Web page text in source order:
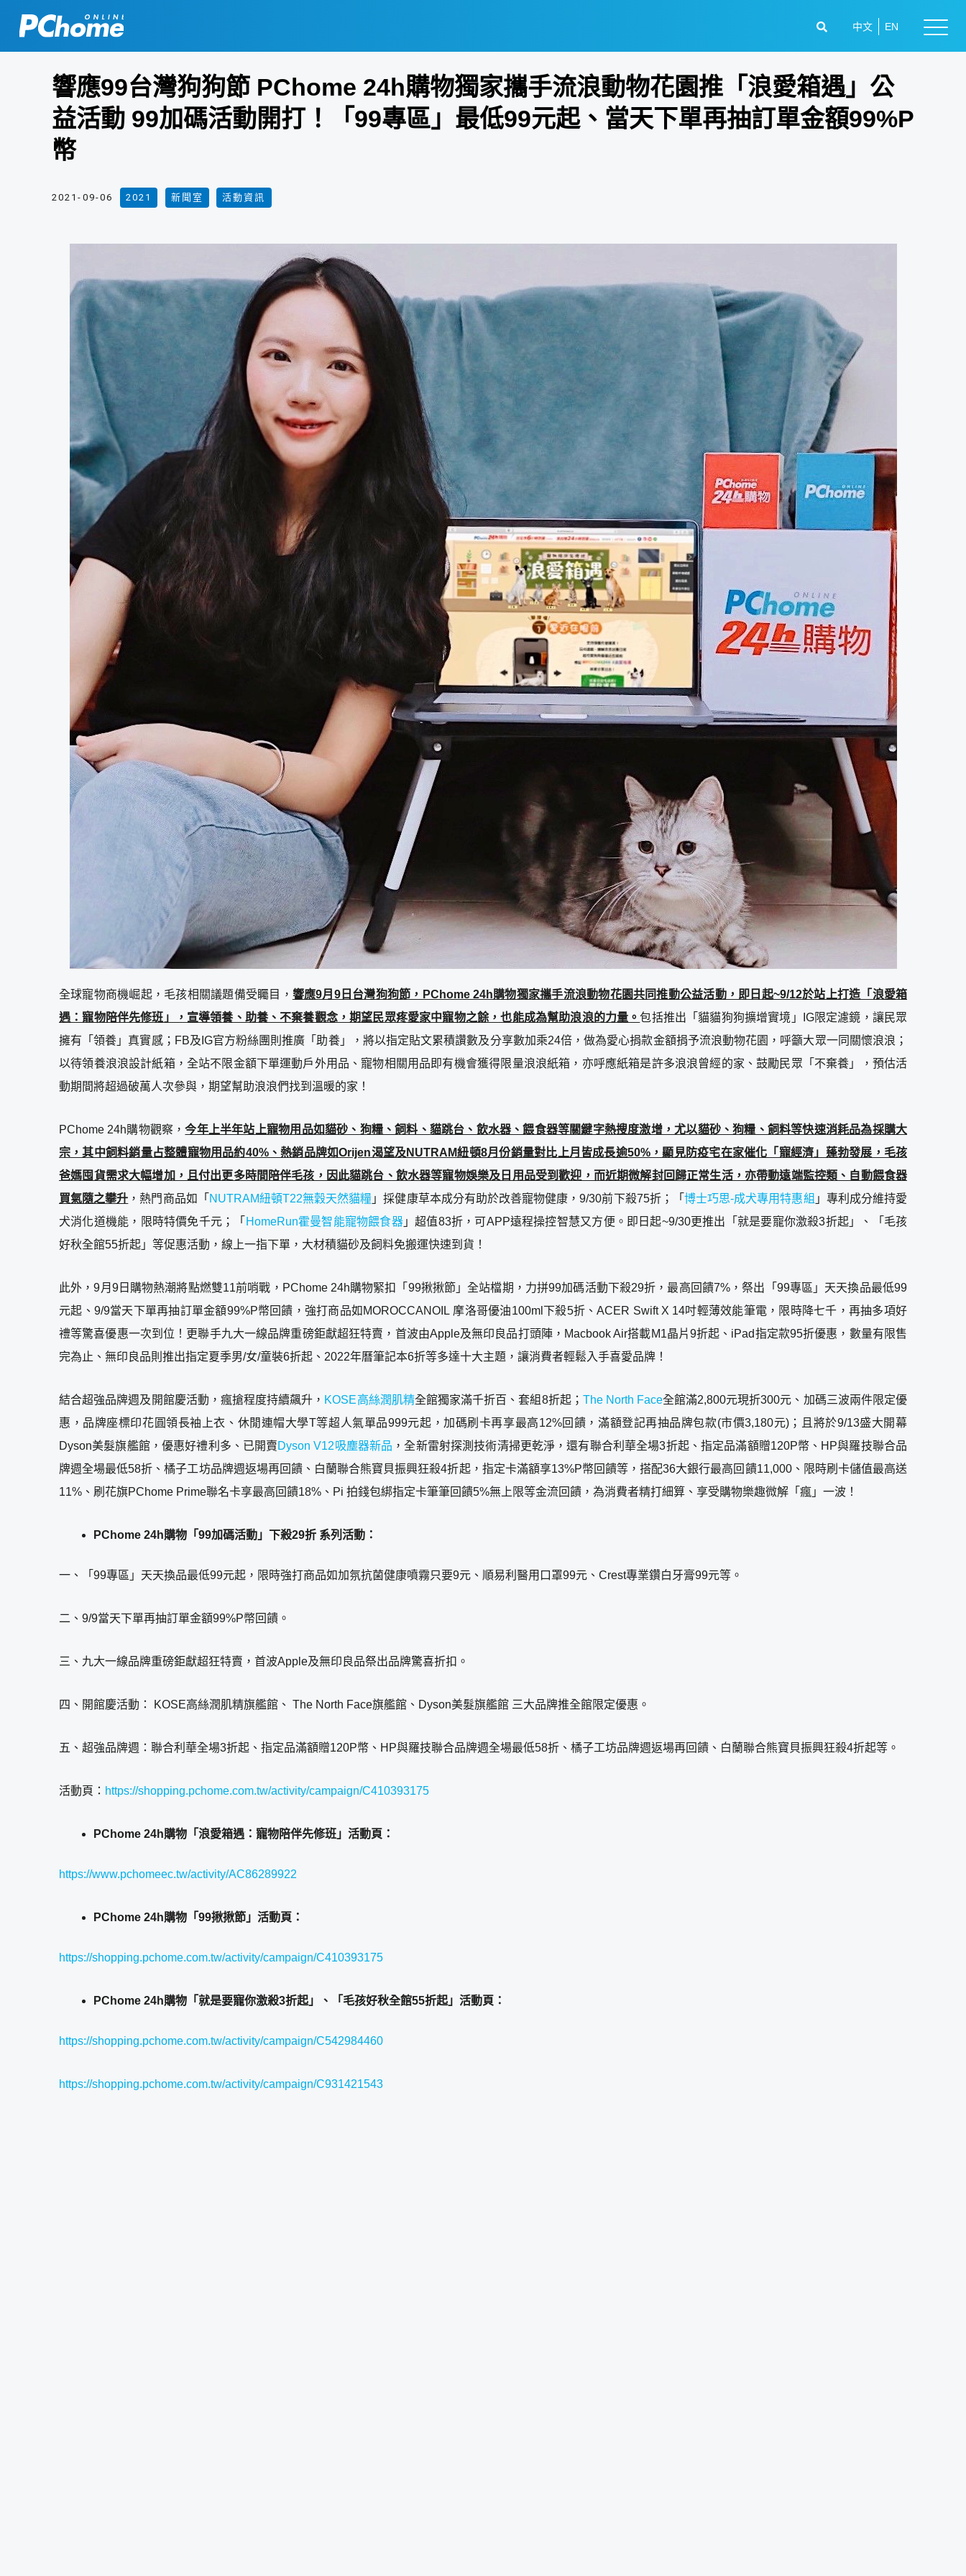
中文 EN
響應99台灣狗狗節 PChome 24h購物獨家攜手流浪動物花園推「浪愛箱遇」公
益活動 99加碼活動開打！「99專區」最低99元起、當天下單再抽訂單金額99%P
幣
2021-09-06 2021 新聞室 活動資訊
全球寵物商機崛起，毛孩相關議題備受矚目， 響應9月9日台灣狗狗節，PChome 24h購物獨家攜手流浪動物花園共同推動公益活動，即日起~9/12於站上打造「浪愛箱
遇：寵物陪伴先修班」，宣導領養、助養、不棄養觀念，期望民眾疼愛家中寵物之餘，也能成為幫助浪浪的力量。包括推出「貓貓狗狗擴增實境」IG限定濾鏡，讓民眾
擁有「領養」真實感；FB及IG官方粉絲團則推廣「助養」，將以指定貼文累積讚數及分享數加乘24倍，做為愛心捐款金額捐予流浪動物花園，呼籲大眾一同關懷浪浪；
以待領養浪浪設計紙箱，全站不限金額下單運動戶外用品、寵物相關用品即有機會獲得限量浪浪紙箱，亦呼應紙箱是許多浪浪曾經的家、鼓勵民眾「不棄養」，預估活
動期間將超過破萬人次參與，期望幫助浪浪們找到溫暖的家！
PChome 24h購物觀察，今年上半年站上寵物用品如貓砂、狗糧、飼料、貓跳台、飲水器、餵食器等關鍵字熱搜度激增，尤以貓砂、狗糧、飼料等快速消耗品為採購大
宗，其中飼料銷量占整體寵物用品約40%、熱銷品牌如Orijen渴望及NUTRAM紐頓8月份銷量對比上月皆成長逾50%，顯見防疫宅在家催化「寵經濟」蓬勃發展，毛孩
爸媽囤貨需求大幅增加，且付出更多時間陪伴毛孩，因此貓跳台、飲水器等寵物娛樂及日用品受到歡迎，而近期微解封回歸正常生活，亦帶動遠端監控類、自動餵食器
買氣隨之攀升 ，熱門商品如「 NUTRAM紐頓T22無穀天然貓糧 」採健康草本成分有助於改善寵物健康，9/30前下殺75折；「 博士巧思-成犬專用特惠組 」專利成分維持愛
犬消化道機能，限時特價免千元；「 HomeRun霍曼智能寵物餵食器」超值83折，可APP遠程操控智慧又方便。即日起~9/30更推出「就是要寵你激殺3折起」、「毛孩
好秋全館55折起」等促惠活動，線上一指下單，大材積貓砂及飼料免搬運快速到貨！
此外，9月9日購物熱潮將點燃雙11前哨戰，PChome 24h購物緊扣「99揪揪節」全站檔期，力拼99加碼活動下殺29折，最高回饋7%，祭出「99專區」天天換品最低99
元起、9/9當天下單再抽訂單金額99%P幣回饋，強打商品如MOROCCANOIL 摩洛哥優油100ml下殺5折、ACER Swift X 14吋輕薄效能筆電，限時降七千，再抽多項好
禮等驚喜優惠一次到位！更聯手九大一線品牌重磅鉅獻超狂特賣，首波由Apple及無印良品打頭陣，Macbook Air搭載M1晶片9折起、iPad指定款95折優惠，數量有限售
完為止、無印良品則推出指定夏季男/女/童裝6折起、2022年曆筆記本6折等多達十大主題，讓消費者輕鬆入手喜愛品牌！
結合超強品牌週及開館慶活動，瘋搶程度持續飆升， KOSE高絲潤肌精全館獨家滿千折百、套組8折起； The North Face全館滿2,800元現折300元、加碼三波兩件限定優
惠，品牌座標印花圓領長袖上衣、休閒連帽大學T等超人氣單品999元起，加碼刷卡再享最高12%回饋，滿額登記再抽品牌包款(市價3,180元)；且將於9/13盛大開幕
Dyson美髮旗艦館，優惠好禮利多、已開賣Dyson V12吸塵器新品 ，全新雷射探測技術清掃更乾淨，還有聯合利華全場3折起、指定品滿額贈120P幣、HP與羅技聯合品
牌週全場最低58折、橘子工坊品牌週返場再回饋、白蘭聯合熊寶貝振興狂殺4折起，指定卡滿額享13%P幣回饋等，搭配36大銀行最高回饋11,000、限時刷卡儲值最高送
11%、刷花旗PChome Prime聯名卡享最高回饋18%、Pi 拍錢包綁指定卡筆筆回饋5%無上限等金流回饋，為消費者精打細算、享受購物樂趣微解「瘋」一波！
PChome 24h購物「99加碼活動」下殺29折 系列活動：
一、「99專區」天天換品最低99元起，限時強打商品如加氛抗菌健康噴霧只要9元、順易利醫用口罩99元、Crest專業鑽白牙膏99元等。
二、9/9當天下單再抽訂單金額99%P幣回饋。
三、九大一線品牌重磅鉅獻超狂特賣，首波Apple及無印良品祭出品牌驚喜折扣。
四、開館慶活動： KOSE高絲潤肌精旗艦館、 The North Face旗艦館、Dyson美髮旗艦館 三大品牌推全館限定優惠。
五、超強品牌週：聯合利華全場3折起、指定品滿額贈120P幣、HP與羅技聯合品牌週全場最低58折、橘子工坊品牌週返場再回饋、白蘭聯合熊寶貝振興狂殺4折起等。
活動頁： https://shopping.pchome.com.tw/activity/campaign/C410393175
PChome 24h購物「浪愛箱遇：寵物陪伴先修班」活動頁：
https://www.pchomeec.tw/activity/AC86289922
PChome 24h購物「99揪揪節」活動頁：
https://shopping.pchome.com.tw/activity/campaign/C410393175
PChome 24h購物「就是要寵你激殺3折起」、「毛孩好秋全館55折起」活動頁：
https://shopping.pchome.com.tw/activity/campaign/C542984460
https://shopping.pchome.com.tw/activity/campaign/C931421543